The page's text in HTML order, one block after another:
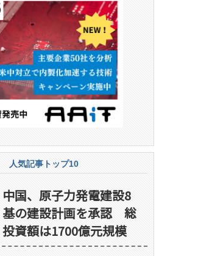
人気記事トップ10
中国、原子力発電建設8
基の建設計画を承認 総
投資額は1700億元規模